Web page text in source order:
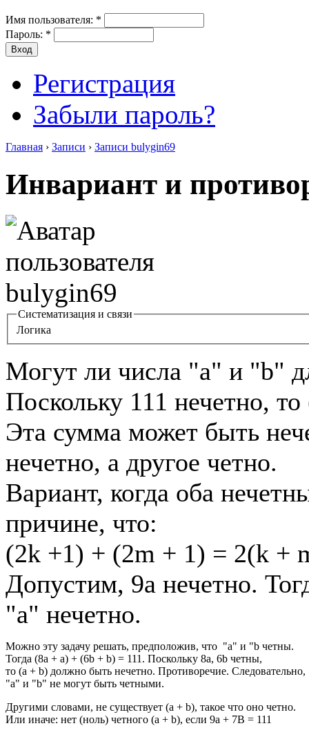
Имя пользователя: *
Пароль: *
Регистрация
Забыли пароль?
Главная › Записи › Записи bulygin69
Инвариант и
Систематизация и связи
Логика
Могут ли числа "a" и "b"
Поскольку 111 нечетно,
Эта сумма может быть
нечетно, а другое четно.
Вариант, когда оба
причине, что:
(2k +1) + (2m + 1) = 2(k +
Допустим, 9а нечетно.
"а" нечетно.
Можно эту задачу решать, предположив, что "a" и "b четны.
Тогда (8а + а) + (6b + b) = 111. Поскольку 8а, 6b четны,
то (а + b) должно быть нечетно. Противоречие. Следовательно,
"a" и "b" не могут быть четными.
Другими словами, не существует (a + b), такое что оно четно.
Или иначе: нет (ноль) четного (a + b), если 9a + 7B = 111